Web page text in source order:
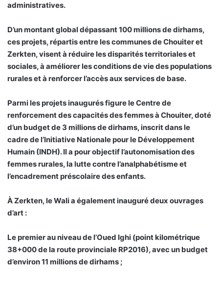
administratives.
D’un montant global dépassant 100 millions de dirhams,
ces projets, répartis entre les communes de Chouiter et
Zerkten, visent à réduire les disparités territoriales et
sociales, à améliorer les conditions de vie des populations
rurales et à renforcer l’accès aux services de base.
Parmi les projets inaugurés figure le Centre de
renforcement des capacités des femmes à Chouiter, doté
d’un budget de 3 millions de dirhams, inscrit dans le
cadre de l’Initiative Nationale pour le Développement
Humain (INDH). Il a pour objectif l’autonomisation des
femmes rurales, la lutte contre l’analphabétisme et
l’encadrement préscolaire des enfants.
À Zerkten, le Wali a également inauguré deux ouvrages
d’art :
Le premier au niveau de l’Oued Ighi (point kilométrique
38+000 de la route provinciale RP2016), avec un budget
d’environ 11 millions de dirhams ;